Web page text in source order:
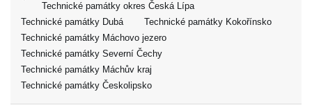
Technické památky okres Česká Lípa
Technické památky Dubá
Technické památky Kokořínsko
Technické památky Máchovo jezero
Technické památky Severní Čechy
Technické památky Máchův kraj
Technické památky Českolipsko